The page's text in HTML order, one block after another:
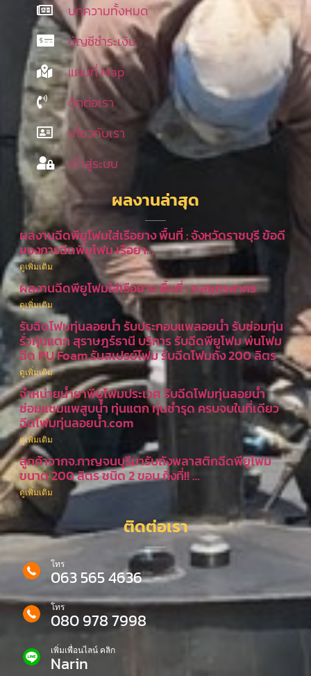
บทความทั้งหมด
บัญชีชำระเงิน
แผนที่ Map
ติดต่อเรา
เกี่ยวกับเรา
เข้าสู่ระบบ
ผลงานล่าสุด
ผลงานฉีดพียูโฟมใส่เรือยาง พื้นที่ : จังหวัดราชบุรี ข้อดี
ของการฉีดพียูโฟม เรือยา…
ดูเพิ่มเติม
ผลงานฉีดพียูโฟมใส่เรือยาง พื้นที่ : จ.สมุทรสาคร
ดูเพิ่มเติม
รับฉีดโฟมทุ่นลอยน้ำ รับประกอบแพลอยน้ำ รับซ่อมทุ่น
รั่วทุ่นแตก สุราษฎร์ธานี บริการ รับฉีดพียูโฟม พ่นโฟม
ฉีด PU Foam รับสเปรย์โฟม รับฉีดโฟมถัง 200 ลิตร
ดูเพิ่มเติม
จำหน่ายน้ำยาพียูโฟมประเวศ รับฉีดโฟมทุ่นลอยน้ำ
ซ่อมแซมแพสูบน้ำ ทุ่นแตก ทุ่นชำรุด ครบจบในที่เดียว
ฉีดโฟมทุ่นลอยน้ำ.com
ดูเพิ่มเติม
ลูกค้าจากจ.กาญจนบุรีมารับถังพลาสติกฉีดพียูโฟม
ขนาด 200 ลิตร ชนิด 2 ขอบ ถึงที่!! …
ดูเพิ่มเติม
ติดต่อเรา
โทร
063 565 4636
โทร
080 978 7998
เพิ่มเพื่อนไลน์ คลิก
Narin